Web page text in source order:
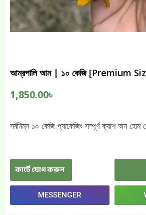
আম্রপালি আম | ১০ কেজি [Premium
1,850.00৳
সর্বনিম্ন ১০ কেজি প্যাকেজিং সম্পূর্ণ ক্যাশ অন হোম
কার্টে যোগ করুন
MESSENGER